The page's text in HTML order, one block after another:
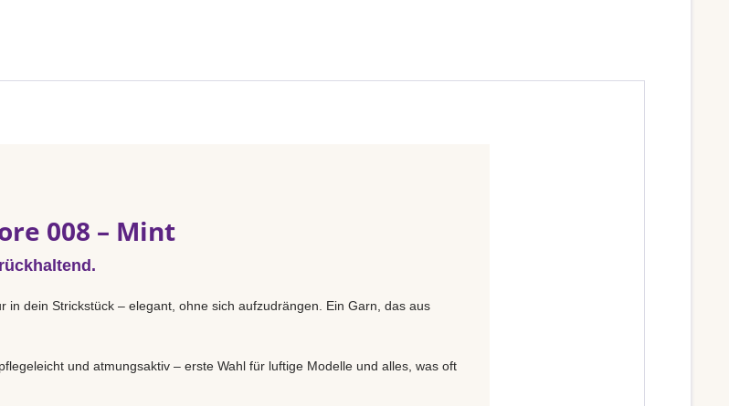
008 – Mint
in dein Strickstück – elegant, ohne sich aufzudrängen. Ein Garn, das aus
und atmungsaktiv – erste Wahl für luftige Modelle und alles, was oft